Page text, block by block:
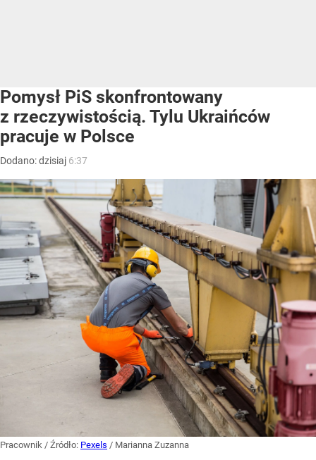
Pomysł PiS skonfrontowany
z rzeczywistością. Tylu Ukraińców
pracuje w Polsce
Dodano:dzisiaj 6:37
Pracownik / Źródło: Pexels / Marianna Zuzanna